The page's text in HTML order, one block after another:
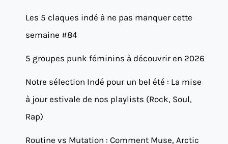
Les 5 claques indé à ne pas manquer cette
semaine #84
5 groupes punk féminins à découvrir en 2026
Notre sélection Indé pour un bel été : La mise
à jour estivale de nos playlists (Rock, Soul,
Rap)
Routine vs Mutation : Comment Muse, Arctic